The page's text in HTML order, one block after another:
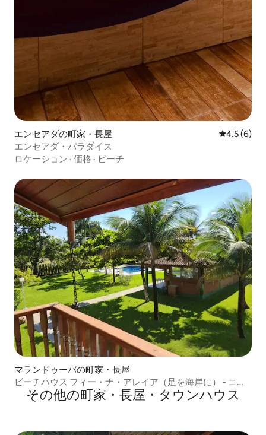
エンセアダの町家・長屋 レビュー6
4.5 (6)
エンセアダ・パラダイス
ロケーション · 価格 · ビーチ
マランドゥーバの町家・長屋
ビーチハウス フィー・ナ・アレイア（足を海岸に） - コン
ドミニアム - マランドゥバ
その他の町家・長屋・タウンハウス